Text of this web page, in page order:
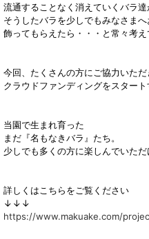
流通することなく消えていくバラ達
そうしたバラを少しでもみなさま
飾ってもらえたら・・・と常々考え
今回、たくさんの方にご協力いただ
クラウドファンディングをスタート
当園で生まれ育った
まだ『名もなきバラ』たち。
少しでも多くの方に楽しんでいた
詳しくはこちらをご覧ください
↓↓↓
https://www.makuake.com/